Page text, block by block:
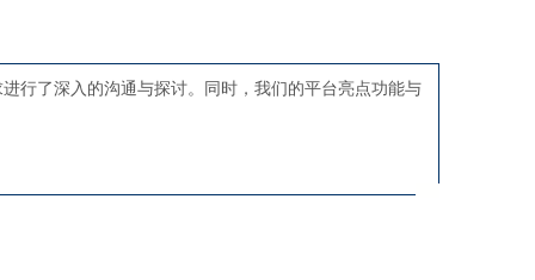
行了深入的沟通与探讨。同时，我们的平台亮点功能与